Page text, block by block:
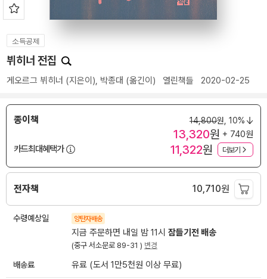
소득공제
뷔히너 전집
게오르그 뷔히너 (지은이), 박종대 (옮긴이) 열린책들 2020-02-25
종이책 14,800원, 10%
13,320원 + 740원
카드최대혜택가
11,322원 더보기
전자책 10,710원
수령예상일 양탄자배송
지금 주문하면 내일 밤 11시 잠들기전 배송
(중구 서소문로 89-31 ) 변경
배송료 유료 (도서 1만5천원 이상 무료)